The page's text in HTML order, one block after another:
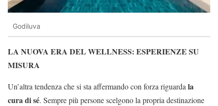
Godiluva
LA NUOVA ERA DEL WELLNESS: ESPERIENZE SU
MISURA
Un’altra tendenza che si sta affermando con forza riguarda la
cura di sé. Sempre più persone scelgono la propria destinazione